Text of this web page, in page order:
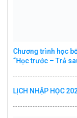
Chương trình học
“Học trước – Trả
LỊCH NHẬP HỌC